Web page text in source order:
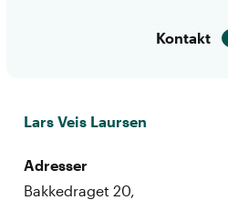
Kontakt
Lars Veis Laursen
Adresser
Bakkedraget 20,